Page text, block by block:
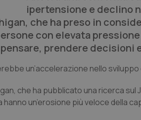
ipertensione e declino
che ha preso in
con elevata
prendere decisioni
un’accelerazione nello sviluppo
che ha pubblicato una ricerca sul
un’erosione più veloce della